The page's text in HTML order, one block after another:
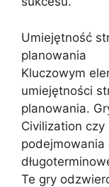
Umiejętność
planowania
Kluczowym
umiejętności
planowania.
Civilization
podejmowania
Te gry